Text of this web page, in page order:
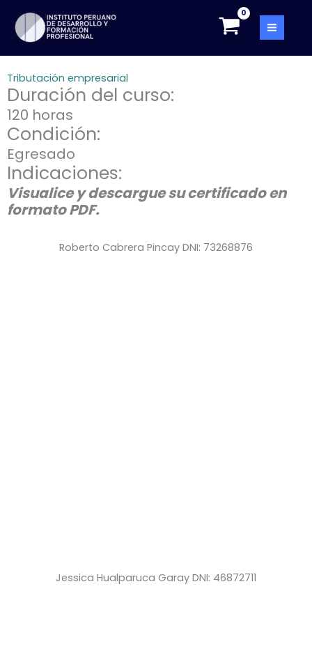
content
Tributación empresarial
Duración del curso:
120 horas
Condición:
Egresado
Indicaciones:
Visualice y descargue su certificado en
formato PDF.
Roberto Cabrera Pincay DNI: 73268876
Jessica Hualparuca Garay DNI: 46872711